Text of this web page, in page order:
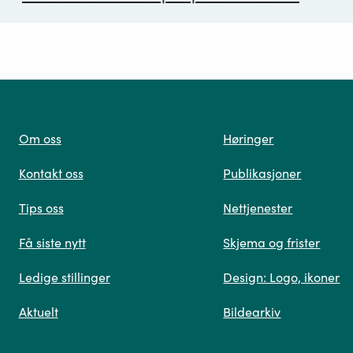
oss
deg vår mest relevante informasjon.
Om oss
Kontakt oss
Tips oss
Få siste nytt
Ledige stillinger
Aktuelt
Høringer
Publikasjoner
Nettjenester
Skjema og frister
Design: Logo, ikoner
Bildearkiv